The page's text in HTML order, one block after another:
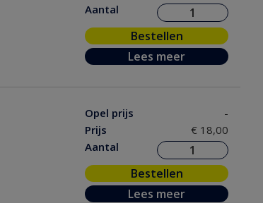
Aantal
Bestellen
Lees meer
Opel prijs
-
Prijs
€ 18,00
Aantal
Bestellen
Lees meer